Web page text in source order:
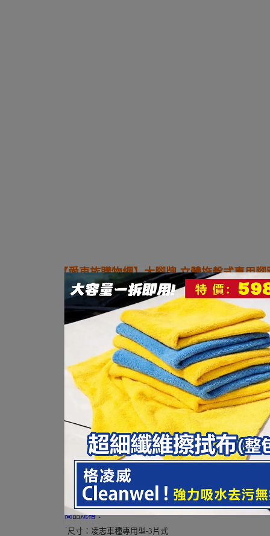
【愛車族購物網】大腳牌 立體拖盤式專用腳
★ EVA環保材質 台灣製造品質保證
大腳牌BIG FOOT 立體拖盤式專用汽車腳踏墊。
完美的一體成型、精緻又美觀EVA環保材質，無毒無害無
安全孔加魔鬼氈雙重防護，絕不卡住油門、剎車，安全有
全面性立體設計、容易清洗，不必再煩惱髒汙如何處理，
專用型腳踏墊 - 凌志LEXUS RX350 450H -3片式
商品特色：
前面性立體防漏設計
容易沖洗清理
正面附有安全孔設計 ( 依車款車型而定 )
背面魔鬼氈輔助加強止滑效果
商品規格：
˙尺寸：凌志車種專用型-3片式